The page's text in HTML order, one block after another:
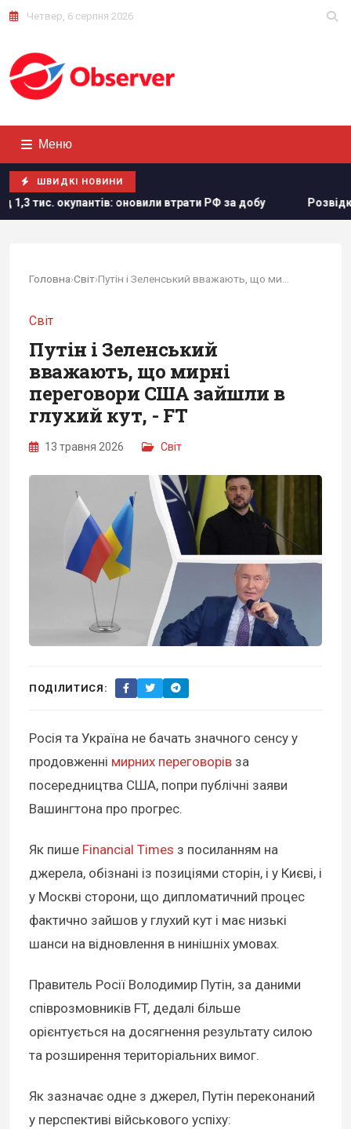
Четвер, 6 серпня 2026
Меню
ШВИДКІ НОВИНИ
втрати РФ за добу Розвідка США допомогла
Головна›Світ›
Світ
Путін і Зеленський
вважають, що мирні
переговори США зайшли в
глухий кут, - FT
13 травня 2026 Світ
ПОДІЛИТИСЯ:
Росія та Україна не бачать значного сенсу у
продовженні мирних переговорів за
посередництва США, попри публічні заяви
Вашингтона про прогрес.
Як пише Financial Times з посиланням на
джерела, обізнані із позиціями сторін, і у Києві, і
у Москві сторони, що дипломатичний процес
фактично зайшов у глухий кут і має низькі
шанси на відновлення в нинішніх умовах.
Правитель Росії Володимир Путін, за даними
співрозмовників FT, дедалі більше
орієнтується на досягнення результату силою
та розширення територіальних вимог.
Як зазначає одне з джерел, Путін переконаний
у перспективі військового успіху: